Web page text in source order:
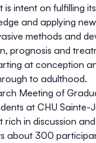
is intent on fulfilling
and applying
methods and
prognosis and
at conception
to adulthood.
Meeting of
at CHU Sainte-
rich in discussion
about 300